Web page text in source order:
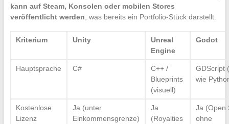
kann auf Steam, Konsolen oder mobilen Stores
veröffentlicht werden , was bereits ein Portfolio-Stück darstellt.
Kriterium Unity
Unreal
Engine
Godot
Hauptsprache C#
C++ /
Blueprints
(visuell)
GDScript
wie
Kostenlose
Lizenz
Ja (unter
Einkommensgrenze)
Ja
(Royalties
Ja (Open
ohne